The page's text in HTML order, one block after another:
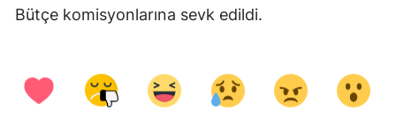
Siirt
Sivas
Bütçe komisyonlarına sevk edildi.